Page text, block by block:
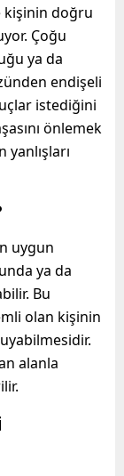
kişinin doğru
Çoğu
ya da
endişeli
istediğini
önlemek
uygun
ya da
Bu
olan kişinin
alanla